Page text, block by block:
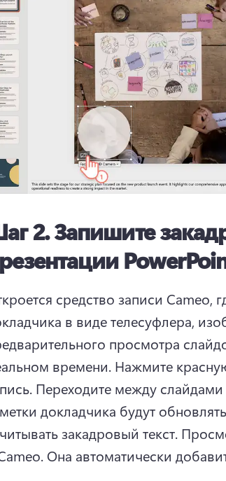
2.Запишите
средство записи Cameo,
в виде телесуфлера,
просмотра
времени. Нажмите
Переходите между
докладчика будут
закадровый текст.
Она автоматически